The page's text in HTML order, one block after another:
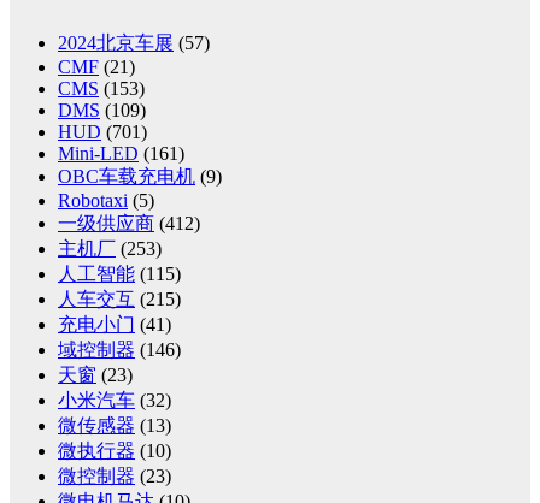
2024北京车展 (57)
CMF (21)
CMS (153)
DMS (109)
HUD (701)
Mini-LED (161)
OBC车载充电机 (9)
Robotaxi (5)
一级供应商 (412)
主机厂 (253)
人工智能 (115)
人车交互 (215)
充电小门 (41)
域控制器 (146)
天窗 (23)
小米汽车 (32)
微传感器 (13)
微执行器 (10)
微控制器 (23)